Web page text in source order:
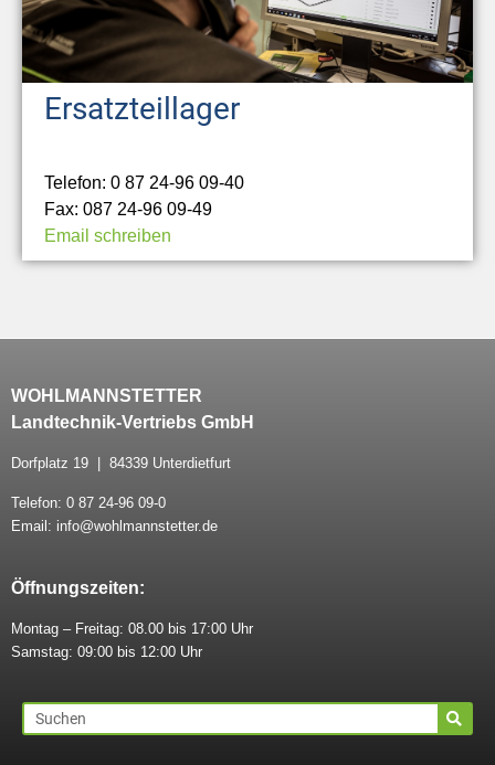
Ersatzteillager
Telefon: 0 87 24-96 09-40
Fax: 087 24-96 09-49
Email schreiben
WOHLMANNSTETTER
Landtechnik-Vertriebs GmbH
Dorfplatz 19 | 84339 Unterdietfurt
Telefon: 0 87 24-96 09-0
Email: info@wohlmannstetter.de
Öffnungszeiten:
Montag – Freitag: 08.00 bis 17:00 Uhr
Samstag: 09:00 bis 12:00 Uhr